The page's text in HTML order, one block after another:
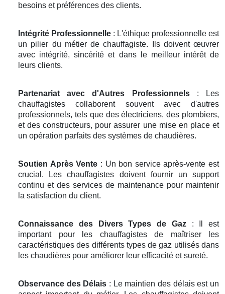
besoins et préférences des clients.
Intégrité Professionnelle : L'éthique professionnelle est
un pilier du métier de chauffagiste. Ils doivent œuvrer
avec intégrité, sincérité et dans le meilleur intérêt de
leurs clients.
Partenariat avec d'Autres Professionnels: Les
chauffagistes collaborent souvent avec d'autres
professionnels, tels que des électriciens, des plombiers,
et des constructeurs, pour assurer une mise en place et
un opération parfaits des systèmes de chaudières.
Soutien Après Vente : Un bon service après-vente est
crucial. Les chauffagistes doivent fournir un support
continu et des services de maintenance pour maintenir
la satisfaction du client.
Connaissance des Divers Types de Gaz: Il est
important pour les chauffagistes de maîtriser les
caractéristiques des différents types de gaz utilisés dans
les chaudières pour améliorer leur efficacité et sureté.
Observance des Délais : Le maintien des délais est un